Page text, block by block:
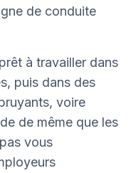
de conduite
à travailler dans
puis dans des
voire
de même que les
vous